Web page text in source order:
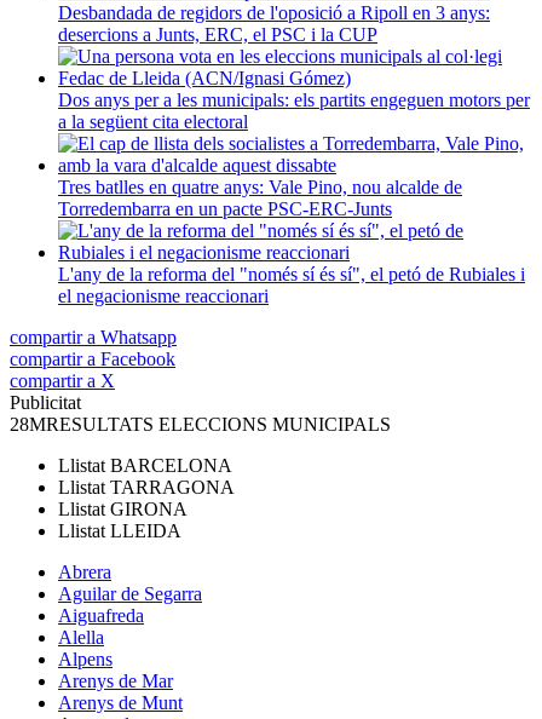
Desbandada de regidors de l'oposició a Ripoll en 3 anys:
desercions a Junts, ERC, el PSC i la CUP
Dos anys per a les municipals: els partits engeguen motors per
a la següent cita electoral
Tres batlles en quatre anys: Vale Pino, nou alcalde de
Torredembarra en un pacte PSC-ERC-Junts
L'any de la reforma del "només sí és sí", el petó de Rubiales i
el negacionisme reaccionari
compartir a Whatsapp
compartir a Facebook
compartir a X
Publicitat
28MRESULTATS ELECCIONS MUNICIPALS
Llistat BARCELONA
Llistat TARRAGONA
Llistat GIRONA
Llistat LLEIDA
Abrera
Aguilar de Segarra
Aiguafreda
Alella
Alpens
Arenys de Mar
Arenys de Munt